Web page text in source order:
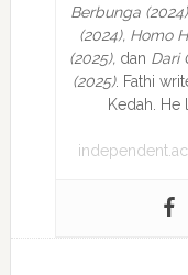
Berbunga
(2024), Homo
(2025), dan Dari
(2025). Fathi
Kedah. He